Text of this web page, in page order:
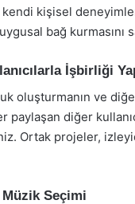
kişisel
bağ kurmasını
İşbirliği
oluşturmanın ve
paylaşan diğer
Ortak projeler,
Seçimi